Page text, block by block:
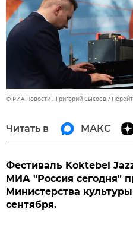
© РИА Новости . Григорий Сысоев
Читать в МАКС
Фестиваль Koktebel
МИА "Россия сегодня"
Министерства
сентября.